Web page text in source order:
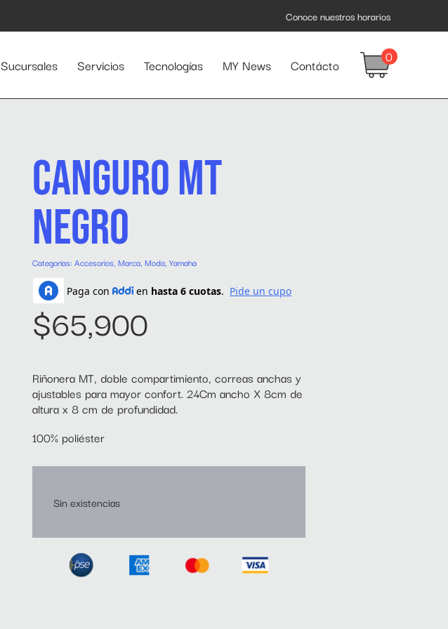
Conoce nuestros horarios
Sucursales Servicios Tecnologías MY News Contácto 0
CANGURO MT
NEGRO
Categorías:Accesorios,Marca,Moda,Yamaha
$65,900
Riñonera MT, doble compartimiento, correas anchas y
ajustables para mayor confort. 24Cm ancho X 8cm de
altura x 8 cm de profundidad.
100% poliéster
Sin existencias